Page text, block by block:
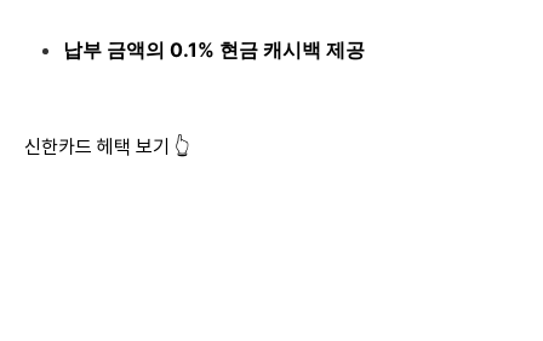
납부 금액의 0.1% 현금 캐시백 제공
신한카드 헤택 보기 👆